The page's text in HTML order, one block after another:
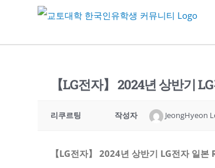
content
【LG전자】 2024년 상반기
리쿠르팅 작성자 JeongHyeon
【LG전자】 2024년 상반기 LG전자 일